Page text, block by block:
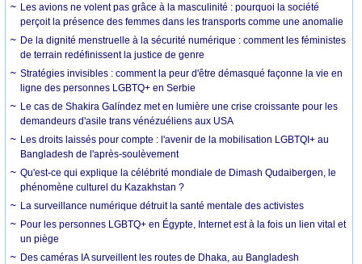
Les avions ne volent pas grâce à la masculinité : pourquoi la société
perçoit la présence des femmes dans les transports comme une anomalie
De la dignité menstruelle à la sécurité numérique : comment les féministes
de terrain redéfinissent la justice de genre
Stratégies invisibles : comment la peur d'être démasqué façonne la vie en
ligne des personnes LGBTQ+ en Serbie
Le cas de Shakira Galíndez met en lumière une crise croissante pour les
demandeurs d'asile trans vénézuéliens aux USA
Les droits laissés pour compte : l'avenir de la mobilisation LGBTQI+ au
Bangladesh de l'après-soulèvement
Qu'est-ce qui explique la célébrité mondiale de Dimash Qudaibergen, le
phénomène culturel du Kazakhstan ?
La surveillance numérique détruit la santé mentale des activistes
Pour les personnes LGBTQ+ en Égypte, Internet est à la fois un lien vital et
un piège
Des caméras IA surveillent les routes de Dhaka, au Bangladesh